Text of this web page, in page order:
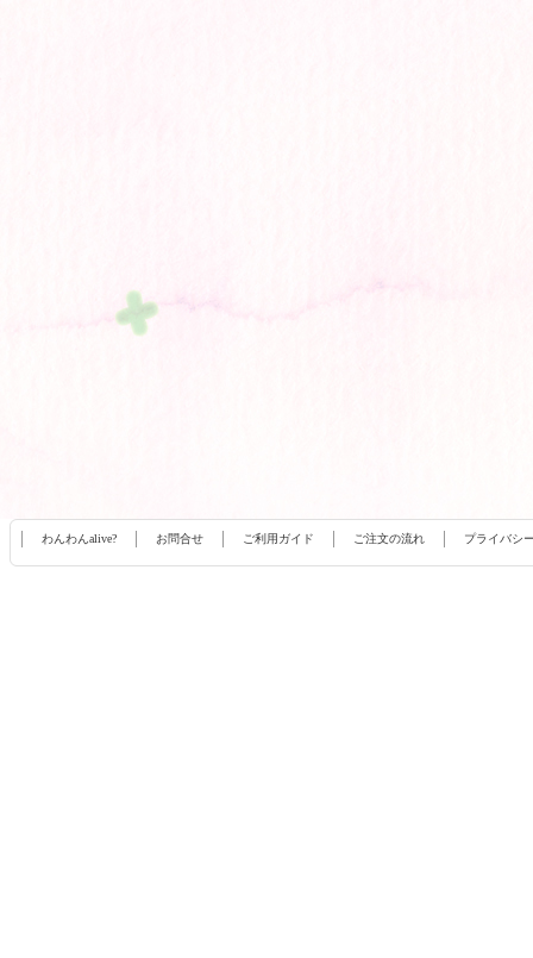
わんわんalive? お問合せ ご利用ガイド ご注文の流れ プライバシ